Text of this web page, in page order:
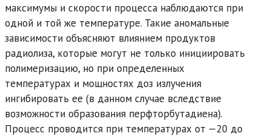
максимумы и скорости процесса наблюдаются при
одной и той же температуре. Такие аномальные
зависимости объясняют влиянием продуктов
радиолиза, которые могут не только инициировать
полимеризацию, но при определенных
температурах и мощностях доз излучения
ингибировать ее (в данном случае вследствие
возможности образования перфторбутадиена).
Процесс проводится при температурах от —20 до